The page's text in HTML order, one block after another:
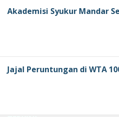
Akademisi Syukur Mandar
Jajal Peruntungan di WTA